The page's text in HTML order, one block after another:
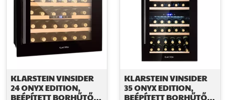
KLARSTEIN VINSIDER
24 ONYX EDITION,
BEÉPÍTETT BORHŰTŐ,
KLARSTEIN VINSIDER
35 ONYX EDITION,
BEÉPÍTETT BORHŰTŐ,